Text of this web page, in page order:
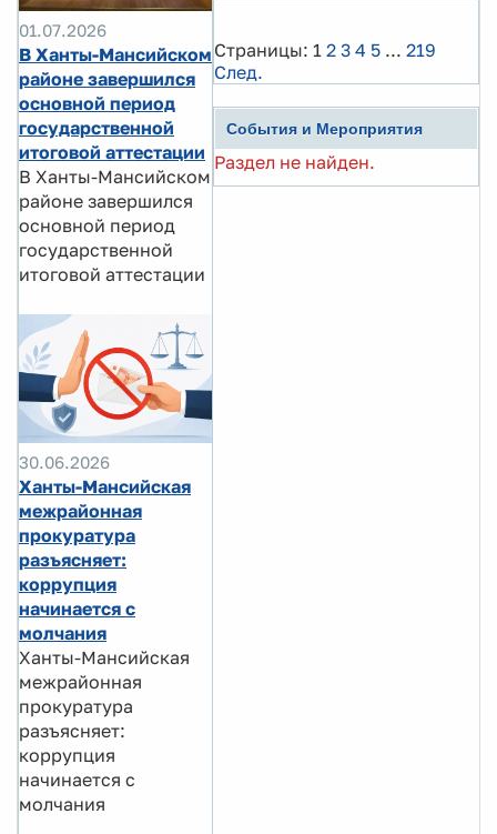
01.07.2026
В Ханты-Мансийском
районе завершился
основной период
государственной
итоговой аттестации
В Ханты-Мансийском
районе завершился
основной период
государственной
итоговой аттестации
30.06.2026
Ханты-Мансийская
межрайонная
прокуратура
разъясняет:
коррупция
начинается с
молчания
Ханты-Мансийская
межрайонная
прокуратура
разъясняет:
коррупция
начинается с
молчания
Страницы: 1 2 3 4 5 ... 219
След.
События и Мероприятия
Раздел не найден.